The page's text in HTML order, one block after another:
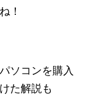
！
ソコンを購入
た解説も